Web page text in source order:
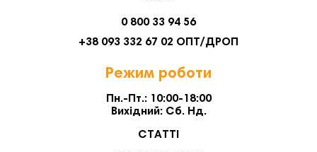
0 800 33 94 56
+38 093 332 67 02 ОПТ/ДРОП
Режим роботи
Пн.-Пт.: 10:00-18:00
Вихідний: Сб. Нд.
СТАТТІ